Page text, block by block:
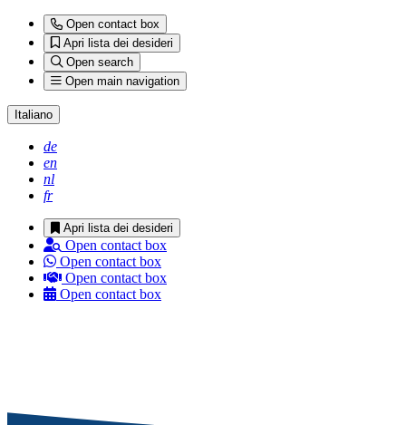
Open contact box
Apri lista dei desideri
Open search
Open main navigation
Italiano
de
en
nl
fr
Apri lista dei desideri
Open contact box
Open contact box
Open contact box
Open contact box